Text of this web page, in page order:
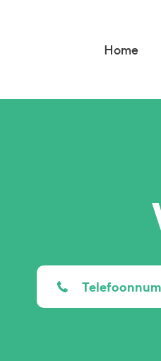
Home